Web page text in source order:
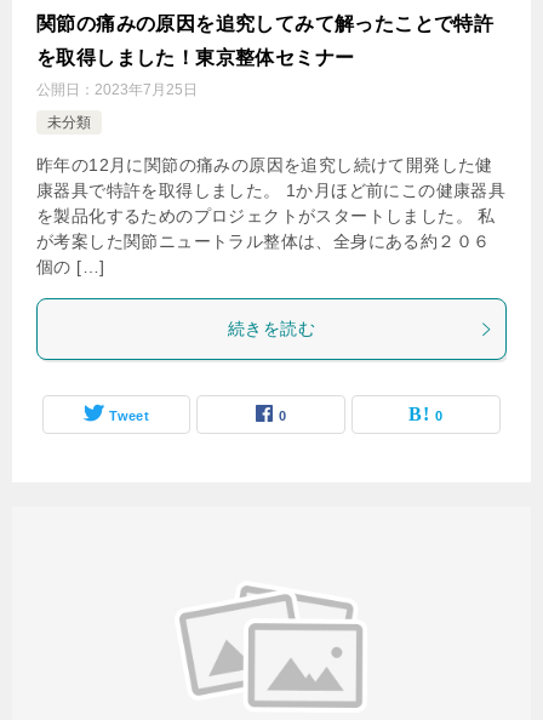
関節の痛みの原因を追究してみて解ったことで特許
を取得しました！東京整体セミナー
公開日： 2023年7月25日
未分類
昨年の12月に関節の痛みの原因を追究し続けて開発した健
康器具で特許を取得しました。 1か月ほど前にこの健康器具
を製品化するためのプロジェクトがスタートしました。 私
が考案した関節ニュートラル整体は、全身にある約２０６
個の […]
続きを読む
Tweet 0 0